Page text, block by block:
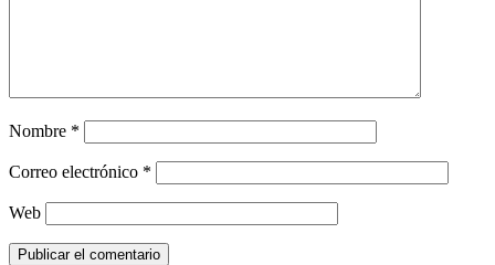
Nombre *
Correo electrónico *
Web